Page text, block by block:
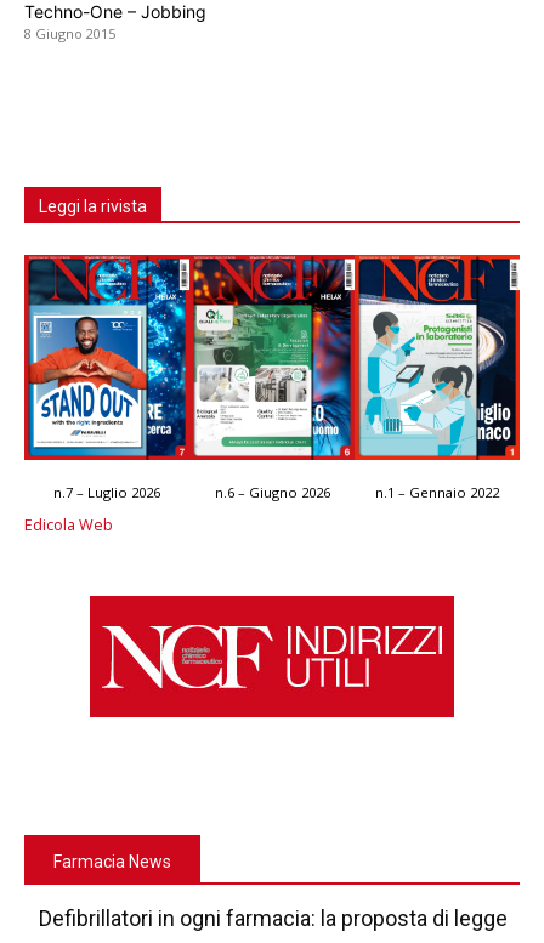
Techno-One – Jobbing
8 Giugno 2015
Leggi la rivista
n.7 – Luglio 2026 n.6 – Giugno 2026 n.1 – Gennaio 2022
Edicola Web
Farmacia News
Defibrillatori in ogni farmacia: la proposta di legge